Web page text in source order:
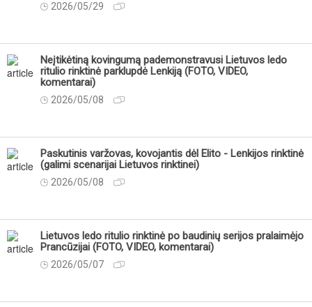
2026/05/29
Neįtikėtiną kovingumą pademonstravusi Lietuvos ledo
ritulio rinktinė parklupdė Lenkiją (FOTO, VIDEO,
komentarai)
2026/05/08
Paskutinis varžovas, kovojantis dėl Elito - Lenkijos rinktinė
(galimi scenarijai Lietuvos rinktinei)
2026/05/08
Lietuvos ledo ritulio rinktinė po baudinių serijos pralaimėjo
Prancūzijai (FOTO, VIDEO, komentarai)
2026/05/07